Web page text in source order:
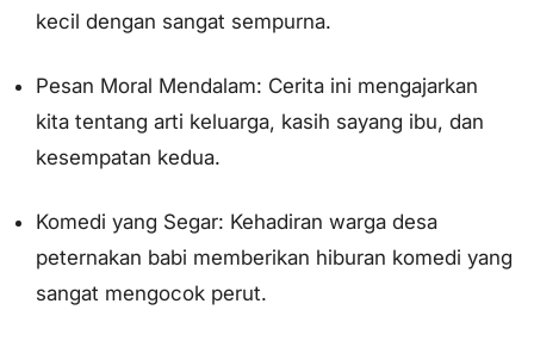
kecil dengan sangat sempurna.
Pesan Moral Mendalam: Cerita ini mengajarkan
kita tentang arti keluarga, kasih sayang ibu, dan
kesempatan kedua.
Komedi yang Segar: Kehadiran warga desa
peternakan babi memberikan hiburan komedi yang
sangat mengocok perut.